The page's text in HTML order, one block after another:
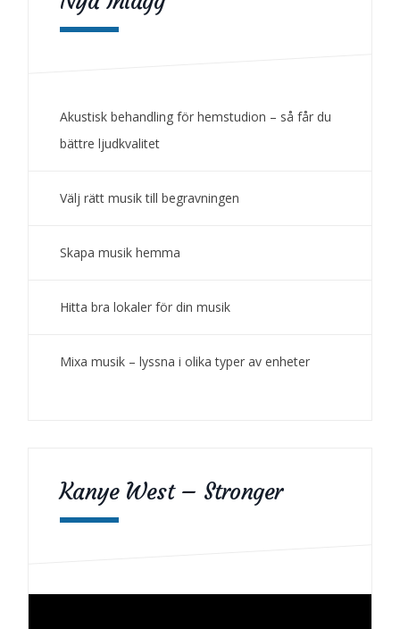
Akustisk behandling för hemstudion – så får du
bättre ljudkvalitet
Välj rätt musik till begravningen
Skapa musik hemma
Hitta bra lokaler för din musik
Mixa musik – lyssna i olika typer av enheter
Kanye West – Stronger